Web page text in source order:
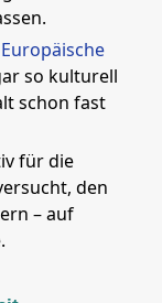
Europäische
so kulturell
schon fast
für die
den
– auf